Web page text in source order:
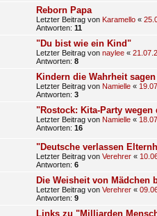
Reborn Papa
Letzter Beitrag von Karamello «
Antworten: 11
"Du bist wie ein Kind"
Letzter Beitrag von naylee «
Antworten: 8
Kindern die Wahrheit
Letzter Beitrag von Namielle «
Antworten: 3
"Rostock: Kita-Party
Letzter Beitrag von Namielle «
Antworten: 16
"Deutsche verlassen
Letzter Beitrag von Verehrer «
Antworten: 6
Die Weisheit von Mädchen
Letzter Beitrag von Verehrer «
Antworten: 9
Links zu "Milliarden